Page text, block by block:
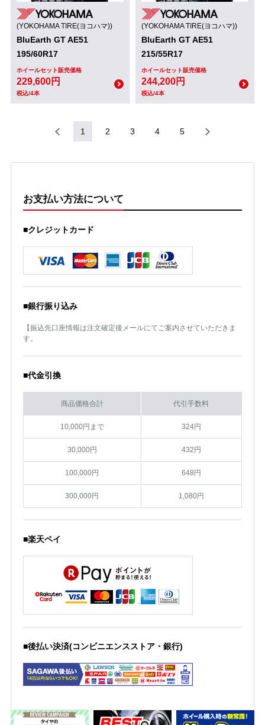
(YOKOHAMA TIRE(ヨコハマ))
BluEarth GT AE51
195/60R17
ホイールセット販売価格
229,600円
税込/4本
(YOKOHAMA TIRE(ヨコハマ))
BluEarth GT AE51
215/55R17
ホイールセット販売価格
244,200円
税込/4本
1 2 3 4 5
お支払い方法について
■クレジットカード
■銀行振り込み
【振込先口座情報は注文確定後メールにてご案内させていただきま
す。
■代金引換
商品価格合計 代引手数料
10,000円まで 324円
30,000円 432円
100,000円 648円
300,000円 1,080円
■楽天ペイ
■後払い決済(コンビニエンスストア・銀行)